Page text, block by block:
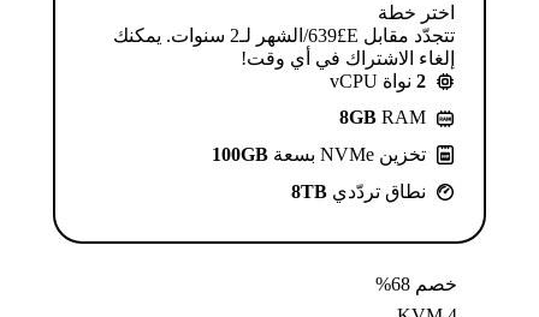
اختر خطة
تتجدّد مقابل E£⁦639⁩/الشهر لـ2 سنوات. يمكنك
إلغاء الاشتراك في أي وقت!
2 نواة vCPU
8GB RAM
تخزين NVMe بسعة
100GB
نطاق تردّدي 8TB
خصم 68%